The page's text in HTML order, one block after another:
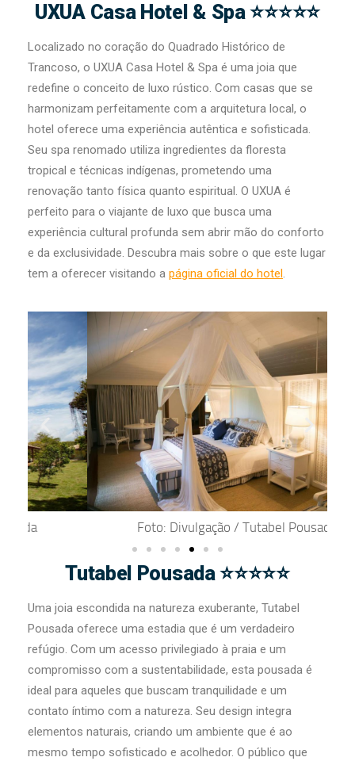
UXUA Casa Hotel & Spa ⭐⭐⭐⭐⭐
Localizado no coração do Quadrado Histórico de
Trancoso, o UXUA Casa Hotel & Spa é uma joia que
redefine o conceito de luxo rústico. Com casas que se
harmonizam perfeitamente com a arquitetura local, o
hotel oferece uma experiência autêntica e sofisticada.
Seu spa renomado utiliza ingredientes da floresta
tropical e técnicas indígenas, prometendo uma
renovação tanto física quanto espiritual. O UXUA é
perfeito para o viajante de luxo que busca uma
experiência cultural profunda sem abrir mão do conforto
e da exclusividade. Descubra mais sobre o que este lugar
tem a oferecer visitando a página oficial do hotel.
Foto: Divulgação / Tutabel Pousada
Tutabel Pousada ⭐⭐⭐⭐⭐
Uma joia escondida na natureza exuberante, Tutabel
Pousada oferece uma estadia que é um verdadeiro
refúgio. Com um acesso privilegiado à praia e um
compromisso com a sustentabilidade, esta pousada é
ideal para aqueles que buscam tranquilidade e um
contato íntimo com a natureza. Seu design integra
elementos naturais, criando um ambiente que é ao
mesmo tempo sofisticado e acolhedor. O público que